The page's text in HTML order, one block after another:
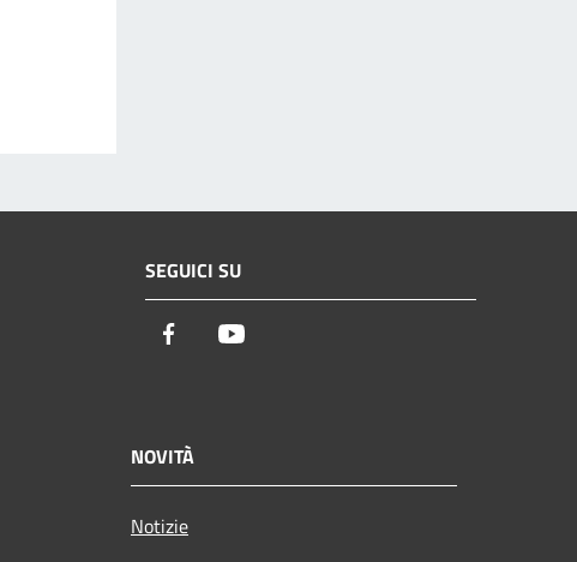
SEGUICI SU
Facebook
NOVITÀ
Notizie